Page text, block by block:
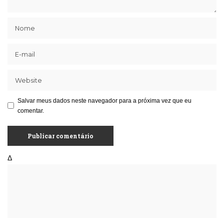
Salvar meus dados neste navegador para a próxima vez que eu
comentar.
Δ